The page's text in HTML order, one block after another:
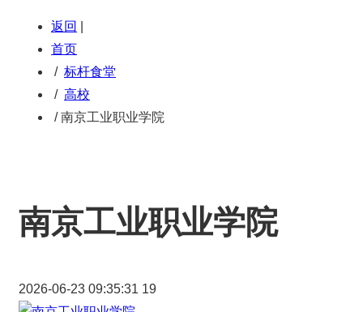
返回
首页
/ 标杆食堂
/ 高校
/南京工业职业学院
南京工业职业学院
2026-06-23 09:35:31 19